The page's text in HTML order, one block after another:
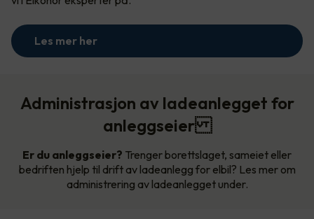
Les mer her
Administrasjon av ladeanlegget for
anleggseier
Er du anleggseier? Trenger borettslaget, sameiet eller
bedriften hjelp til drift av ladeanlegg for elbil? Les mer om
administrering av ladeanlegget under.